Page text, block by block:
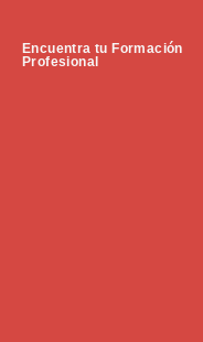
Encuentra tu Formación
Profesional